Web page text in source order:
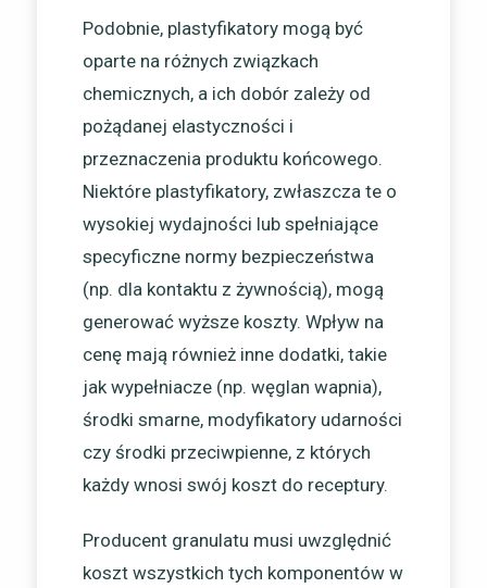
Podobnie, plastyfikatory mogą być
oparte na różnych związkach
chemicznych, a ich dobór zależy od
pożądanej elastyczności i
przeznaczenia produktu końcowego.
Niektóre plastyfikatory, zwłaszcza te o
wysokiej wydajności lub spełniające
specyficzne normy bezpieczeństwa
(np. dla kontaktu z żywnością), mogą
generować wyższe koszty. Wpływ na
cenę mają również inne dodatki, takie
jak wypełniacze (np. węglan wapnia),
środki smarne, modyfikatory udarności
czy środki przeciwpienne, z których
każdy wnosi swój koszt do receptury.
Producent granulatu musi uwzględnić
koszt wszystkich tych komponentów w